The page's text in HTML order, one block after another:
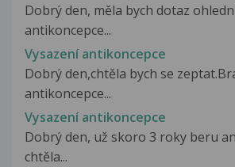
Dobrý den, měla bych dotaz
antikoncepce...
Vysazení antikoncepce
Dobrý den,chtěla bych se
antikoncepce...
Vysazení antikoncepce
Dobrý den, už skoro 3 roky beru
chtěla...